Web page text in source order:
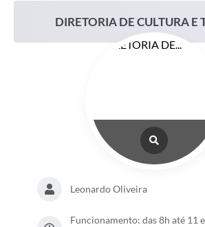
Publicações Oficiais
Empregos & Oportunidades
Galeria de Fotos
DIRETORIA DE CULTURA E
Leonardo Oliveira
Funcionamento: das 8h até 11